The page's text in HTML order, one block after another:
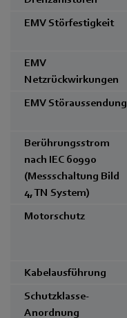
EMV Störfestigkeit
EMV
Netzrückwirkungen
EMV Störaussendung
Berührungsstrom
nach IEC 60990
(Messschaltung Bild
4, TN System)
Motorschutz
Kabelausführung
Schutzklasse-
Anordnung